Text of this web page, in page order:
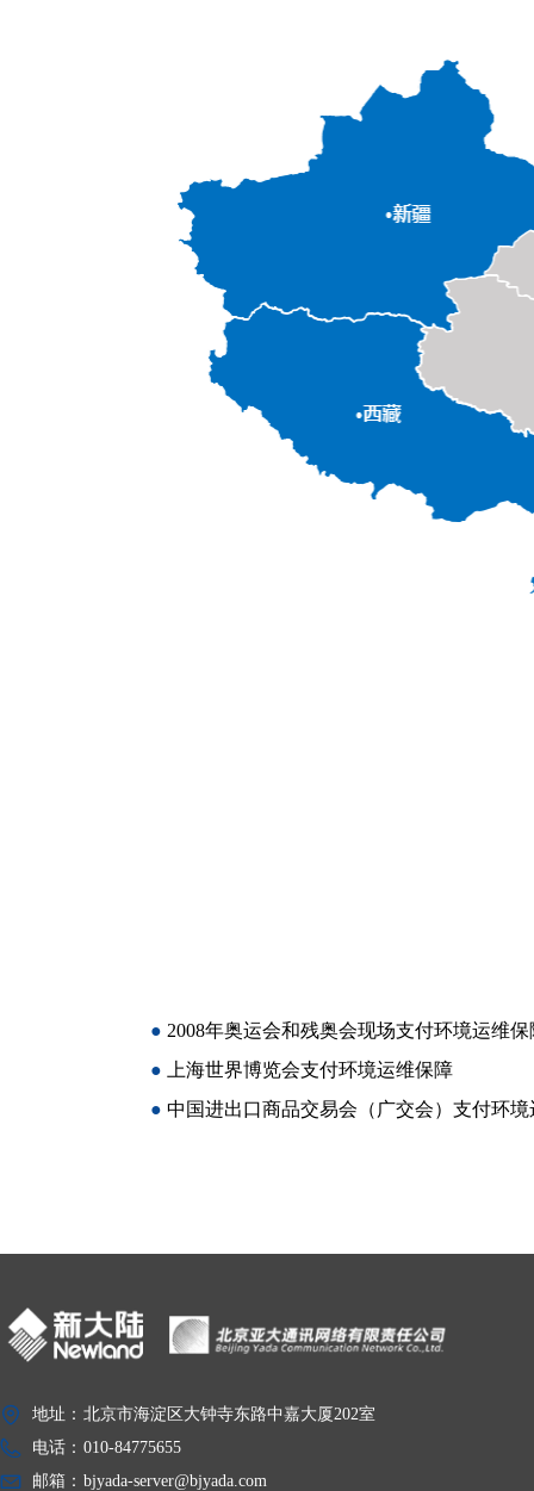
● 2008年奥运会和残奥会现场支付环境运维保
●
上海世界博览会支付环境运维保障
● 中国进出口商品交易会（广交会）支付环境
地址： 北京市海淀区大钟寺东路中嘉大厦202室
电话： 010-84775655
邮箱： bjyada-server@bjyada.com